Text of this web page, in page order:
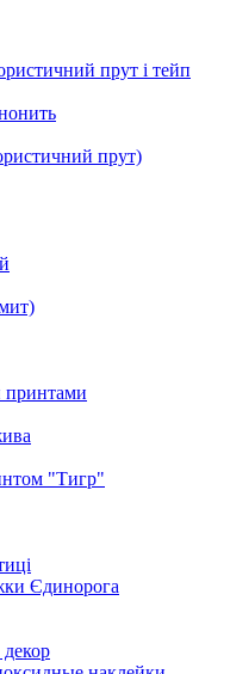
прут і тейп
прут)
принтами
"Тигр"
Єдинорога
декор